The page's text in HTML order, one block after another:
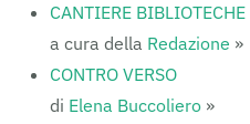
CANTIERE BIBLIOTECHE
a cura della Redazione »
CONTRO VERSO
di Elena Buccoliero »